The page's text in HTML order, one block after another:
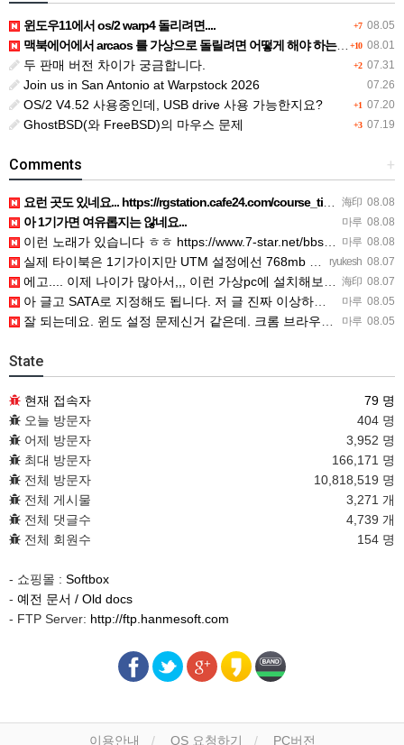
+7 08.05
윈도우11에서 os/2 warp4 돌리려면....
+10 08.01
맥북에어에서 arcaos 를 가상으로 돌릴려면 어떻게 해야 하는 지요?
+2 07.31
두 판매 버전 차이가 궁금합니다.
07.26
Join us in San Antonio at Warpstock 2026
+1 07.20
OS/2 V4.52 사용중인데, USB drive 사용 가능한지요?
+3 07.19
GhostBSD(와 FreeBSD)의 마우스 문제
+
Comments
海印 08.08
요런 곳도 있네요... https://rgstation.cafe24.com/course_tip/306500
마루 08.08
아 1기가면 여유롭지는 않네요...
마루 08.08
이런 노래가 있습니다 ㅎㅎ https://www.7-star.net/bbs/board.php?bo_table…
ryukesh 08.07
실제 타이북은 1기가이지만 UTM 설정에선 768mb 입니다. 1기가나 그 보다 넘게 설정하면 UTM 에뮬레…
海印 08.07
에고.... 이제 나이가 많아서,,, 이런 가상pc에 설치해보는 것도 귀찮군요.. ㅎㅎ 날씨도 덥고.....…
마루 08.05
아 글고 SATA로 지정해도 됩니다. 저 글 진짜 이상하네요. 옛날꺼 퍼와서 그런거 같은데요.
마루 08.05
잘 되는데요. 윈도 설정 문제신거 같은데. 크롬 브라우저나 파폭으로 해 보세요
State
현재 접속자
79 명
오늘 방문자
404 명
어제 방문자
3,952 명
최대 방문자
166,171 명
전체 방문자
10,818,519 명
전체 게시물
3,271 개
전체 댓글수
4,739 개
전체 회원수
154 명
- 쇼핑몰 : Softbox
- 예전 문서 / Old docs
- FTP Server: http://ftp.hanmesoft.com
이용안내 OS 요청하기 PC버전